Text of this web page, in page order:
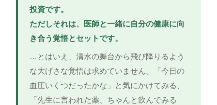
投資です。
ただしそれは、医師と一緒に自分の健康に向
き合う覚悟とセットです。
…とはいえ、清水の舞台から飛び降りるよう
な大げさな覚悟は求めていません。「今日の
血圧いくつだったかな」と気にかけてみる、
「先生に言われた薬、ちゃんと飲んでみる